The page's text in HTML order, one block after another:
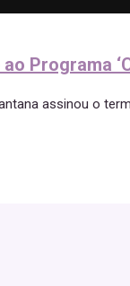
Programa
assinou o